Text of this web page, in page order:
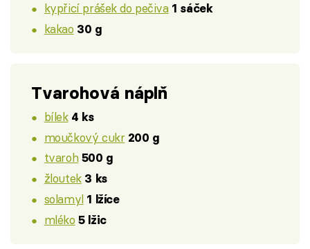
kypřicí prášek do pečiva 1 sáček
kakao 30 g
Tvarohová náplň
bílek 4 ks
moučkový cukr 200 g
tvaroh 500 g
žloutek 3 ks
solamyl 1 lžíce
mléko 5 lžic